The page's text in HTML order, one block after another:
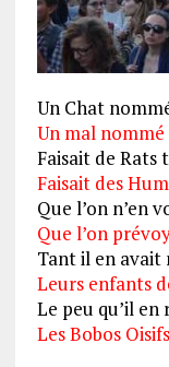
Un Chat
Un mal
Faisait de
Faisait des
Que l’on n’en
Que l’on
Tant il en avait
Leurs enfants
Le peu qu’il
Les Bobos